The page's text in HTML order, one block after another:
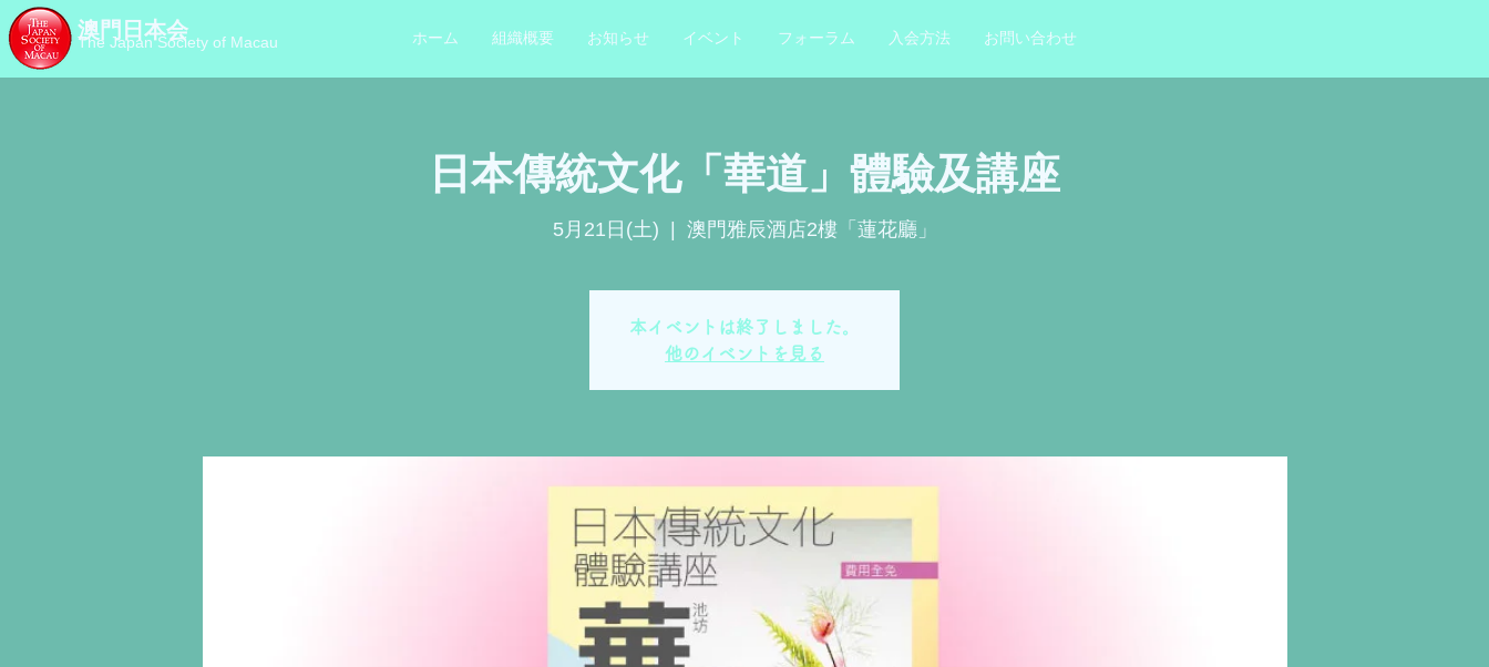
澳門日本会
The Japan Society of Macau ホーム 組織概要 お知らせ イベント フォーラム 入会方法 お問い合わせ
日本傳統文化「華道」體驗及講座
5月21日(土) 澳門雅辰酒店2樓「蓮花廳」
本イベントは終了しました。
他のイベントを見る